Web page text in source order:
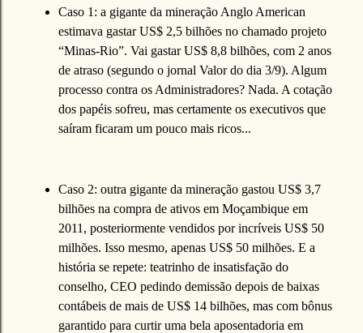
Caso 1: a gigante da mineração Anglo American
estimava gastar US$ 2,5 bilhões no chamado projeto
“Minas-Rio”. Vai gastar US$ 8,8 bilhões, com 2 anos
de atraso (segundo o jornal Valor do dia 3/9). Algum
processo contra os Administradores? Nada. A cotação
dos papéis sofreu, mas certamente os executivos que
saíram ficaram um pouco mais ricos...
Caso 2: outra gigante da mineração gastou US$ 3,7
bilhões na compra de ativos em Moçambique em
2011, posteriormente vendidos por incríveis US$ 50
milhões. Isso mesmo, apenas US$ 50 milhões. E a
história se repete: teatrinho de insatisfação do
conselho, CEO pedindo demissão depois de baixas
contábeis de mais de US$ 14 bilhões, mas com bônus
garantido para curtir uma bela aposentadoria em